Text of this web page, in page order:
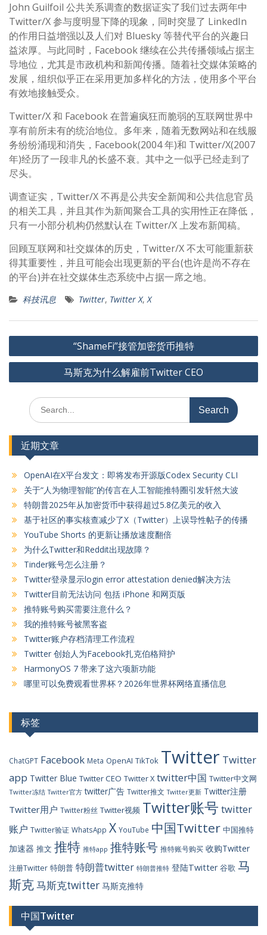
John Guilfoil 公共关系调查的数据证实了我们过去两年中
Twitter/X 参与度明显下降的现象，同时突显了 LinkedIn
的作用日益增强以及人们对 Bluesky 等替代平台的兴趣日
益浓厚。与此同时，Facebook 继续在公共传播领域占据主
导地位，尤其是市政机构和新闻传播。随着社交媒体策略的
发展，组织似乎正在采用更加多样化的方法，使用多个平台
有效地接触受众。
Twitter/X 和 Facebook 在普遍疯狂而脆弱的互联网世界中
享有前所未有的统治地位。多年来，随着无数网站和在线服
务纷纷涌现和消失，Facebook(2004 年)和 Twitter/X(2007
年)经历了一段非凡的长盛不衰。其中之一似乎已经走到了
尽头。
调查证实，Twitter/X 不再是公共安全新闻和公共信息官员
的相关工具，并且其作为新闻聚合工具的实用性正在降低，
只有一小部分机构仍然默认在 Twitter/X 上发布新闻稿。
回顾互联网和社交媒体的历史，Twitter/X 不太可能重新获
得其重要性，并且可能会出现更新的平台(也许是尚不存在
的平台)并在社交媒体生态系统中占据一席之地。
科技讯息 Twitter, Twitter X,X
文
章
“ShameFi”接管加密货币推特
马斯克为什么解雇前Twitter CEO
Search
for:
近期文章
OpenAI在X平台发文：即将发布开源版Codex Security CLI
关于“人为物理智能”的传言在人工智能推特圈引发轩然大波
特朗普2025年从加密货币中获得超过5.8亿美元的收入
基于社区的事实核查减少了X（Twitter）上误导性帖子的传播
YouTube Shorts 的更新让播放速度翻倍
为什么Twitter和Reddit出现故障？
Tinder账号怎么注册？
Twitter登录显示login error attestation denied解决方法
Twitter目前无法访问 包括 iPhone 和网页版
推特账号购买需要注意什么？
我的推特账号被黑客盗
Twitter账户存档清理工作流程
Twitter 创始人为Facebook扎克伯格辩护
HarmonyOS 7 带来了这六项新功能
哪里可以免费观看世界杯？2026年世界杯网络直播信息
标签
ChatGPT Facebook Meta OpenAI TikTok Twitter Twitter
app Twitter Blue Twitter CEO Twitter X twitter中国 Twitter中文网
Twitter冻结 Twitter官方 twitter广告 Twitter推文 Twitter更新 Twitter注册
Twitter用户 Twitter粉丝 Twitter视频 Twitter账号 twitter
账户 Twitter验证 WhatsApp X YouTube 中国Twitter 中国推特
加速器 推文 推特 推特app 推特账号 推特账号购买 收购Twitter
注册Twitter 特朗普 特朗普twitter 特朗普推特 登陆Twitter 谷歌 马
斯克马斯克twitter 马斯克推特
中国Twitter